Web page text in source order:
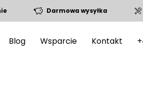
Darmowa wysyłka
Blog Wsparcie Kontakt